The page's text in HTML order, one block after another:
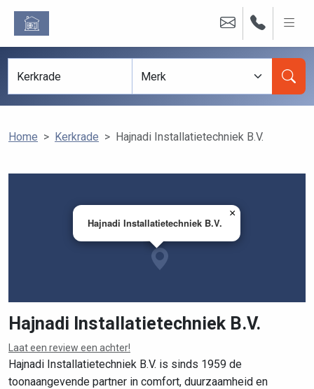
Home Kerkrade Hajnadi Installatietechniek B.V.
Hajnadi Installatietechniek B.V.
×
Leaflet|©OpenStreetMap
Hajnadi Installatietechniek B.V.
Laat een review een achter!
Hajnadi Installatietechniek B.V. is sinds 1959 de
toonaangevende partner in comfort, duurzaamheid en